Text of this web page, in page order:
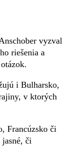
vyzval
riešenia a
i Bulharsko,
v ktorých
Francúzsko či
či